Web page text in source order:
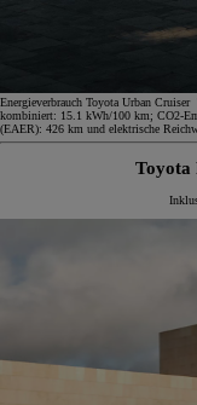
Energieverbrauch Toyota Urban
kombiniert: 15.1 kWh/100 km; CO2-
(EAER): 426 km und elektrische
Toyota